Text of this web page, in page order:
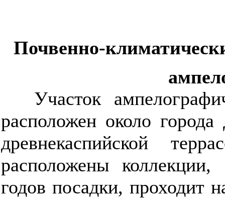
Почвенно-
Участок
расположен около
древнекаспийской
расположены
годов посадки, проходит